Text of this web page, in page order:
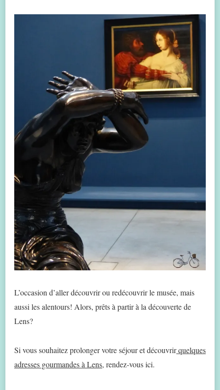
L’occasion d’aller découvrir ou redécouvrir le musée, mais
aussi les alentours! Alors, prêts à partir à la découverte de
Lens?
Si vous souhaitez prolonger votre séjour et découvrirquelques
adresses gourmandes à Lens, rendez-vous ici.